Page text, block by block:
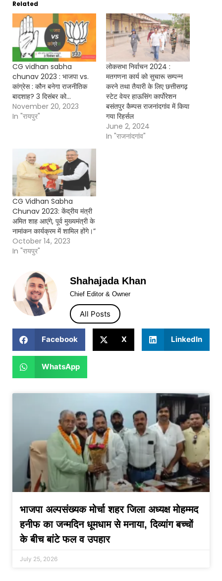
Related
CG vidhan sabha
chunav 2023 : भाजपा vs.
कांग्रेस : कौन बनेगा राजनीतिक
बादशाह? 3 दिसंबर को…
November 20, 2023
In "रायपुर"
लोकसभा निर्वाचन 2024 :
मतगणना कार्य को सुचारू सम्पन्न
करने तथा तैयारी के लिए छत्तीसगढ़
स्टेट वेयर हाऊसिंग कार्पोरेशन
बसंतपुर कैम्पस राजनांदगांव में किया
गया रिहर्सल
June 2, 2024
In "राजनांदगांव"
CG Vidhan Sabha
Chunav 2023: केंद्रीय मंत्री
अमित शाह आएंगे, पूर्व मुख्यमंत्री के
नामांकन कार्यक्रम में शामिल होंगे।”
October 14, 2023
In "रायपुर"
Shahajada Khan
Chief Editor & Owner
All Posts
Facebook X LinkedIn
WhatsApp
भाजपा अल्पसंख्यक मोर्चा शहर जिला अध्यक्ष मोहम्मद
हनीफ का जन्मदिन धूमधाम से मनाया, दिव्यांग बच्चों
के बीच बांटे फल व उपहार
July 25, 2026